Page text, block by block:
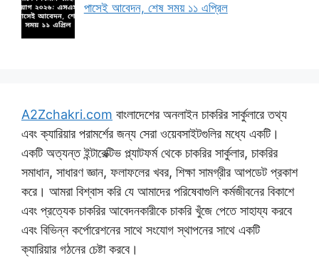
পাসেই আবেদন, শেষ সময় ১১ এপ্রিল
A2Zchakri.com বাংলাদেশের অনলাইন চাকরির সার্কুলারে তথ্য
এবং ক্যারিয়ার পরামর্শের জন্য সেরা ওয়েবসাইটগুলির মধ্যে একটি।
একটি অত্যন্ত ইন্টারেক্টিভ প্ল্যাটফর্ম থেকে চাকরির সার্কুলার, চাকরির
সমাধান, সাধারণ জ্ঞান, ফলাফলের খবর, শিক্ষা সামগ্রীর আপডেট প্রকাশ
করে। আমরা বিশ্বাস করি যে আমাদের পরিষেবাগুলি কর্মজীবনের বিকাশে
এবং প্রত্যেক চাকরির আবেদনকারীকে চাকরি খুঁজে পেতে সাহায্য করবে
এবং বিভিন্ন কর্পোরেশনের সাথে সংযোগ স্থাপনের সাথে একটি
ক্যারিয়ার গঠনের চেষ্টা করবে।